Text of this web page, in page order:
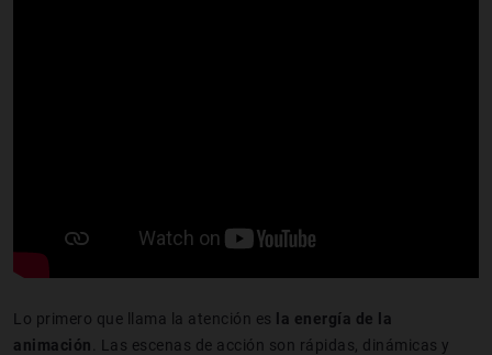
Lo primero que llama la atención es
la energía de la
animación . Las escenas de acción son rápidas, dinámicas y